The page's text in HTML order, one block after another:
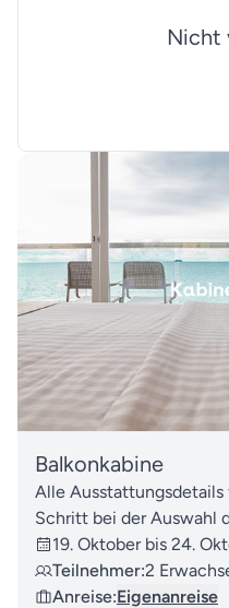
Nicht
Balkonkabine
Alle
Schritt bei der Auswahl
19. Oktober bis 24.
Teilnehmer:2
Anreise:Eigenanreise